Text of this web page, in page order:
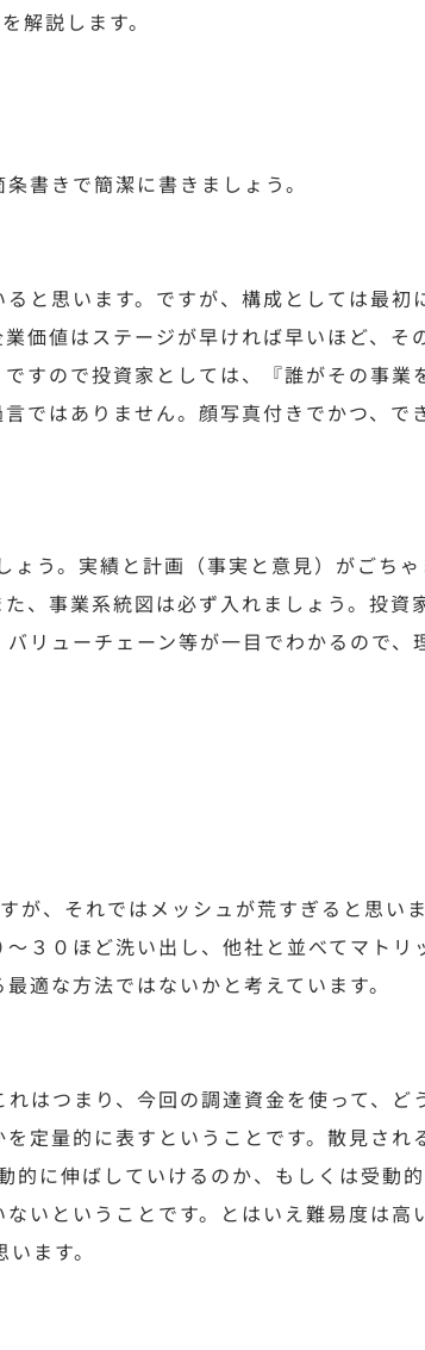
解説します。
書きで簡潔に書きましょう。
と思います。ですが、構成としては最初
価値はステージが早ければ早いほど、そ
すので投資家としては、『誰がその事業
ではありません。顔写真付きでかつ、で
う。実績と計画（事実と意見）がごちゃ
、事業系統図は必ず入れましょう。投資
リューチェーン等が一目でわかるので、
、それではメッシュが荒すぎると思いま
３０ほど洗い出し、他社と並べてマトリ
適な方法ではないかと考えています。
はつまり、今回の調達資金を使って、ど
定量的に表すということです。散見され
に伸ばしていけるのか、もしくは受動
いということです。とはいえ難易度は高
います。